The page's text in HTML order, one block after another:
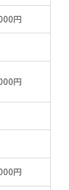
円
円
円